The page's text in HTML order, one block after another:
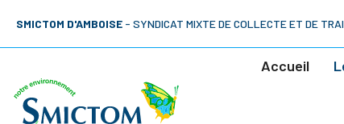
SMICTOM D'AMBOISE - SYNDICAT MIXTE DE COLLECTE ET DE
Accueil